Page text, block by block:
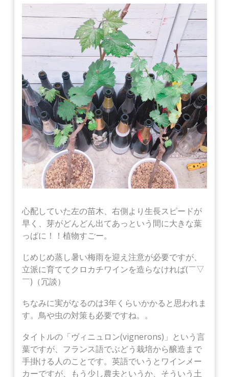
心配していた左の苗木、右側より生長スピードが
早く、芽がどんどん出てあっという間に大きな葉
っぱに！！植物すごー。
じめじめ蒸し暑い梅雨を迎え注意が必要ですが、
立派に育ててクロカチワインを造らなければ(￣▽
￣)（冗談）
ちなみに実がなるのは3年くらいかかると思われま
す。鳥や虫の対策も必要ですね。。
タイトルの「ヴィニュロン(vignerons)」という言
葉ですが、フランス語でぶどう栽培から醸造まで
手掛ける人のことです。英語でいうとワインメー
カーですが、もう少し農夫というか、そういう土